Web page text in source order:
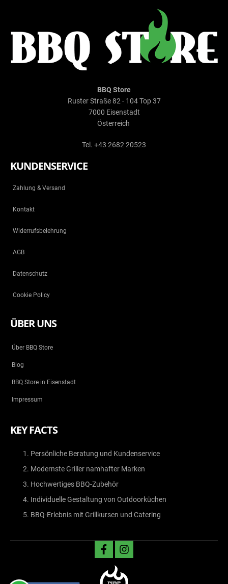
BBQ Store
Ruster Straße 82 - 104 Top 37
7000 Eisenstadt
Österreich
Tel. +43 2682 20523
KUNDENSERVICE
Zahlung & Versand
Kontakt
Widerrufsbelehrung
AGB
Datenschutz
Cookie Policy
ÜBER UNS
Über BBQ Store
Blog
BBQ Store in Eisenstadt
Impressum
KEY FACTS
Persönliche Beratung und Kundenservice
Modernste Griller namhafter Marken
Hochwertiges BBQ-Zubehör
Individuelle Gestaltung von Outdoorküchen
BBQ-Erlebnis mit Grillkursen und Catering
facebookinstagram